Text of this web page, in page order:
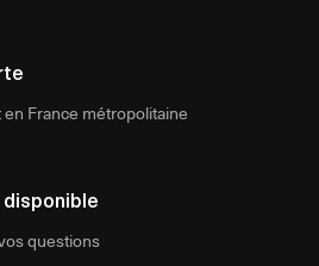
en France métropolitaine
questions